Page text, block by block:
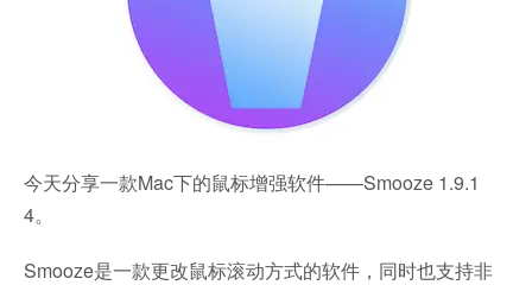
今天分享一款Mac下的鼠标增强软件——Smooze 1.9.1
4。
Smooze是一款更改鼠标滚动方式的软件，同时也支持非